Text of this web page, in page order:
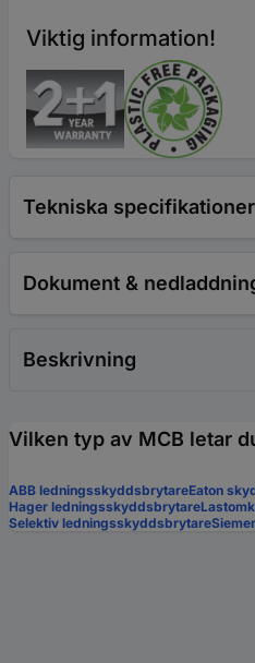
Viktig information!
Tekniska specifikationer
Dokument &
Beskrivning
Vilken typ av MCB letar
ABB ledningsskyddsbrytareEaton
Hager ledningsskyddsbrytare
Selektiv ledningsskyddsbrytare